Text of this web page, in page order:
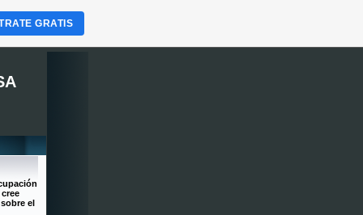
el
GRATIS